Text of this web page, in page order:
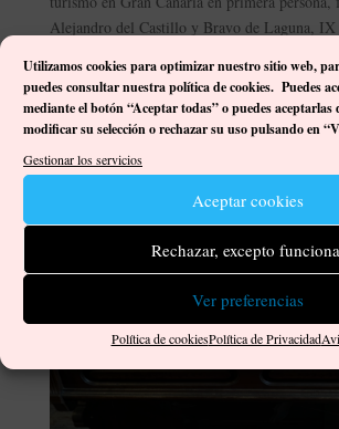
Utilizamos cookies para optimizar nuestro sitio web, p
puedes consultar nuestra política de cookies. Puedes
mediante el botón “Aceptar todas” o puedes aceptarlas
modificar su selección o rechazar su uso pulsando en
Gestionar los servicios
Aceptar cookies
Rechazar, excepto
Ver preferencias
Política de cookiesPolítica de Privacidad
Alejandro del Castillo y Bravo de Laguna, IX